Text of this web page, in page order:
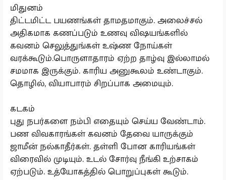
மிதுனம்
திட்டமிட்ட பயணங்கள் தாமதமாகும். அலைச்சல்
அதிகமாக கணப்படும் உணவு விஷயங்களில்
கவனம் செலுத்துங்கள் உஷ்ண நோய்கள்
வரக்கூடும்.பொருளாதாரம் ஏற்ற தாழ்வு இல்லாமல்
சமமாக இருக்கும். காரிய அனுகூலம் உண்டாகும்.
தொழில், வியாபாரம் சிறப்பாக அமையும்.
கடகம்
புது நபர்களை நம்பி எதையும் செய்ய வேண்டாம்.
பண விவகாரங்கள் கவனம் தேவை யாருக்கும்
ஜாமீன் நல்காதீர்கள். தள்ளி போன காரியங்கள்
விரைவில் முடியும். உடல் சோர்வு நீங்கி உற்சாகம்
ஏற்படும். உத்யோகத்தில் பொறுப்புகள் கூடும்.